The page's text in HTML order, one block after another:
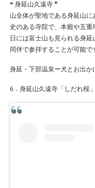
❝ 身延山久遠寺 ❞
山全体が聖地である身延山
史のある寺院で、本殿や五
日には富士山も見られる身
同伴で参拝することが可能で
身延・下部温泉ー犬とお出か
6．身延山久遠寺「しだれ桜」